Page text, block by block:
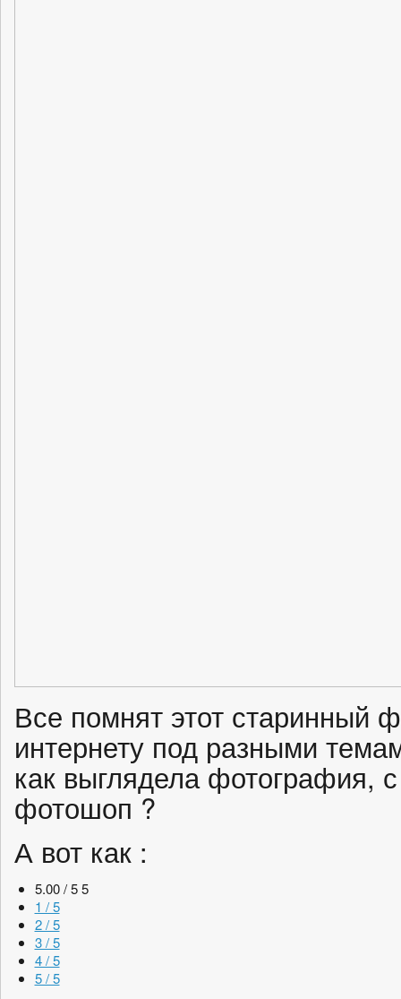
Все помнят этот старинный
интернету под разными
как выглядела фотография,
фотошоп ?
А вот как :
5.00 / 5 5
1 / 5
2 / 5
3 / 5
4 / 5
5 / 5